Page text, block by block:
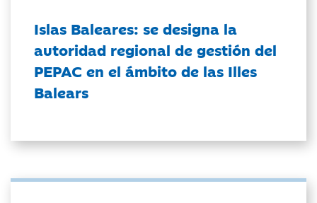
Islas Baleares: se designa la
autoridad regional de gestión del
PEPAC en el ámbito de las Illes
Balears